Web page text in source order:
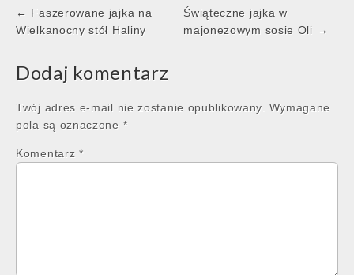
Post
navigation
← Faszerowane jajka na
Wielkanocny stół Haliny
Świąteczne jajka w
majonezowym sosie Oli →
Dodaj komentarz
Twój adres e-mail nie zostanie opublikowany.
Wymagane
pola są oznaczone *
Komentarz *